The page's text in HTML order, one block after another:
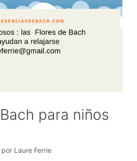
para niños
por Laure Ferrie